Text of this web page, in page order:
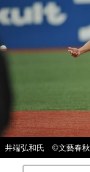
井端弘和氏 ©文藝春秋